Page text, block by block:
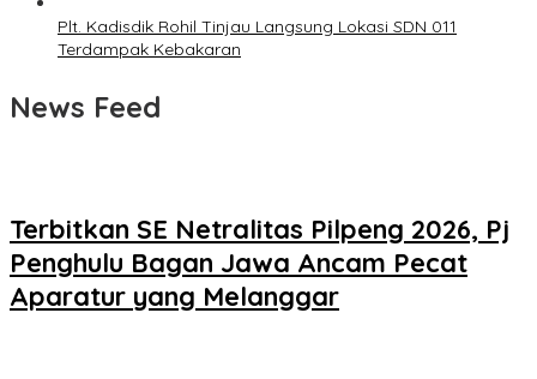
Plt. Kadisdik Rohil Tinjau Langsung Lokasi SDN 011
Terdampak Kebakaran
News Feed
Terbitkan SE Netralitas Pilpeng 2026, Pj
Penghulu Bagan Jawa Ancam Pecat
Aparatur yang Melanggar